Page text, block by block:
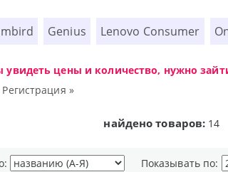
Genius Lenovo Consumer
увидеть цены и количество, нужно
Регистрация »
найдено товаров: 14
Показывать по: